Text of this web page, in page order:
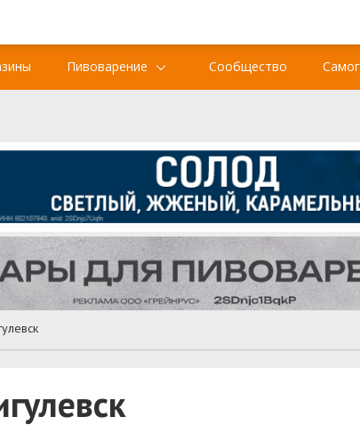
Пивоварение Сообщество